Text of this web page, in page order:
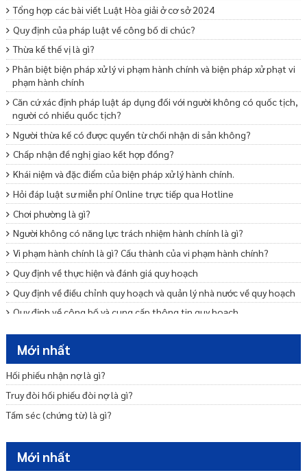
Tổng hợp các bài viết Luật Hòa giải ở cơ sở 2024
Quy định của pháp luật về công bố di chúc?
Thừa kế thế vị là gì?
Phân biệt biện pháp xử lý vi phạm hành chính và biện pháp xử phạt vi
phạm hành chính
Căn cứ xác định pháp luật áp dụng đối với người không có quốc tịch,
người có nhiều quốc tịch?
Người thừa kế có được quyền từ chối nhận di sản không?
Chấp nhận đề nghị giao kết hợp đồng?
Khái niệm và đặc điểm của biện pháp xử lý hành chính.
Hỏi đáp luật sư miễn phí Online trực tiếp qua Hotline
Chơi phường là gì?
Người không có năng lực trách nhiệm hành chính là gì?
Vi phạm hành chính là gì? Cấu thành của vi phạm hành chính?
Quy định về thực hiện và đánh giá quy hoạch
Quy định về điều chỉnh quy hoạch và quản lý nhà nước về quy hoạch
Quy định về công bố và cung cấp thông tin quy hoạch
Những quy định chung về quy hoạch
Quy định về tổ chức lập quy hoạch
Quy định về quyết định hoặc phê duyệt quy hoạch
Quy định về nội dung quy hoạch
Mới nhất
Hối phiếu nhận nợ là gì?
Truy đòi hối phiếu đòi nợ là gì?
Tấm séc (chứng từ) là gì?
Mới nhất